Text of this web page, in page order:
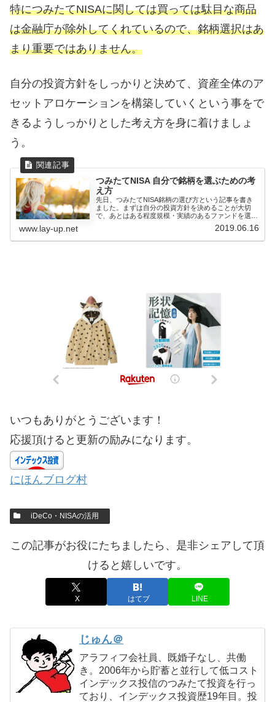
特につみたてNISAに関しては買っては駄目な商品
は金融庁が除外してくれているので、銘柄選択はあ
まり重要ではありません。
自分の投資方針をしっかりと決めて、資産全体のア
セットアロケーションを構築していくという事をで
きるようしっかりとした考え方を身に着けましょ
う。
つみたてNISA 自分で銘柄を選ぶための考
え方
先日、つみたてNISA銘柄の選び方という記事を書き
ました。まずは自分の投資方針を決めることが大切
で、あとはある程度規模・実績のあるファンドを選べ
www.lay-up.net 2019.06.16
いつもありがとうございます！
応援頂けると更新の励みになります。
にほんブログ村
iDeCo・NISAの活用
この記事がお役にたちましたら、是非シェアして頂
けると嬉しいです。
X はてブ LINE
じゅん＠
アラフィフ会社員、既婚子なし、共働
き。2006年から貯蓄と並行して低コスト
インデックス投信のつみたて投資を行っ
ており、インデックス投資歴19年目。投